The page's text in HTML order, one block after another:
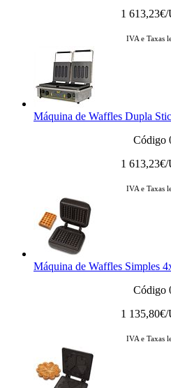
1 613,23€/
IVA e Taxas
Máquina de Waffles Dupla
Código
1 613,23€/
IVA e Taxas
Máquina de Waffles Simples
Código
1 135,80€/
IVA e Taxas